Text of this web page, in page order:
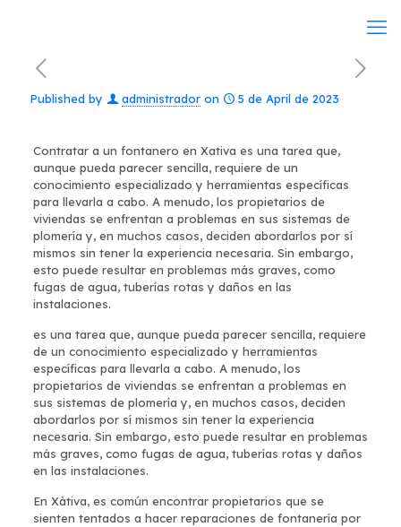
Published by administrador on 5 de April de 2023
Contratar a un fontanero en Xativa es una tarea que,
aunque pueda parecer sencilla, requiere de un
conocimiento especializado y herramientas específicas
para llevarla a cabo. A menudo, los propietarios de
viviendas se enfrentan a problemas en sus sistemas de
plomería y, en muchos casos, deciden abordarlos por sí
mismos sin tener la experiencia necesaria. Sin embargo,
esto puede resultar en problemas más graves, como
fugas de agua, tuberías rotas y daños en las
instalaciones.
es una tarea que, aunque pueda parecer sencilla, requiere
de un conocimiento especializado y herramientas
específicas para llevarla a cabo. A menudo, los
propietarios de viviendas se enfrentan a problemas en
sus sistemas de plomería y, en muchos casos, deciden
abordarlos por sí mismos sin tener la experiencia
necesaria. Sin embargo, esto puede resultar en problemas
más graves, como fugas de agua, tuberías rotas y daños
en las instalaciones.
En Xàtiva, es común encontrar propietarios que se
sienten tentados a hacer reparaciones de fontanería por